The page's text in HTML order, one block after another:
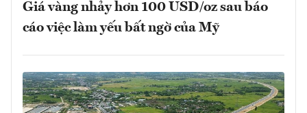
Giá vàng nhảy hơn 100 USD/oz sau báo
cáo việc làm yếu bất ngờ của Mỹ